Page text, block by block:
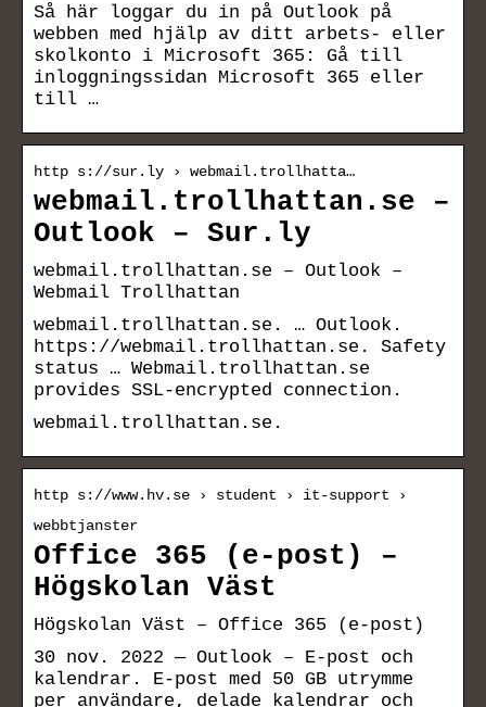
Så här loggar du in på Outlook på
webben med hjälp av ditt arbets- eller
skolkonto i Microsoft 365: Gå till
inloggningssidan Microsoft 365 eller
till …
http s://sur.ly › webmail.trollhatta…
webmail.trollhattan.se –
Outlook – Sur.ly
webmail.trollhattan.se – Outlook –
Webmail Trollhattan
webmail.trollhattan.se. … Outlook.
https://webmail.trollhattan.se. Safety
status … Webmail.trollhattan.se
provides SSL-encrypted connection.
webmail.trollhattan.se.
http s://www.hv.se › student › it-support ›
webbtjanster
Office 365 (e-post) –
Högskolan Väst
Högskolan Väst – Office 365 (e-post)
30 nov. 2022 — Outlook – E-post och
kalendrar. E-post med 50 GB utrymme
per användare, delade kalendrar och